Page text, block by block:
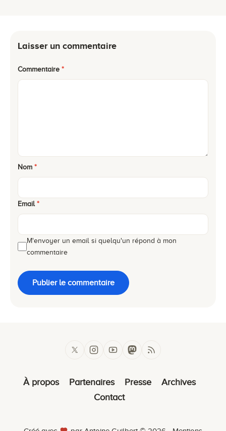
Laisser un commentaire
Commentaire *
Nom *
Email *
M'envoyer un email si quelqu'un répond à mon
commentaire
Publier le commentaire
À propos Partenaires Presse
Archives
Contact